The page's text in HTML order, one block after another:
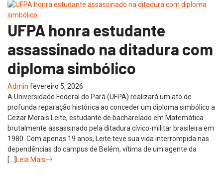
UFPA honra estudante
assassinado na ditadura com
diploma simbólico
Admin fevereiro 5, 2026
A Universidade Federal do Pará (UFPA) realizará um ato de
profunda reparação histórica ao conceder um diploma simbólico a
Cezar Morais Leite, estudante de bacharelado em Matemática
brutalmente assassinado pela ditadura cívico-militar brasileira em
1980. Com apenas 19 anos, Leite teve sua vida interrompida nas
dependências do campus de Belém, vítima de um agente da
[…]
Leia Mais